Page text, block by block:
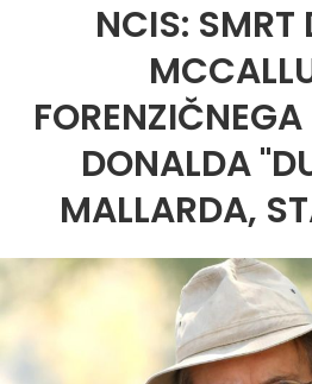
NCIS: SMRT
DONALDA
MALLARDA,